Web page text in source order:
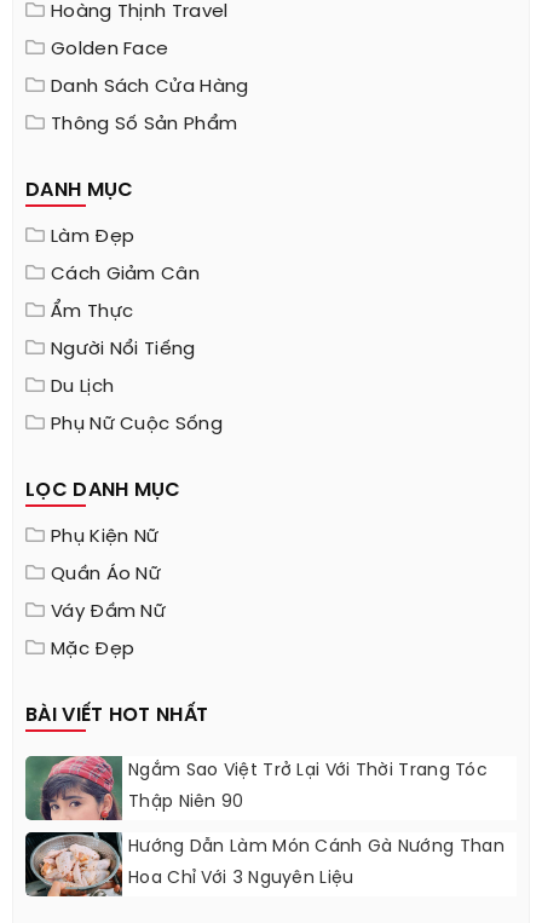
Hoàng Thịnh Travel
Golden Face
Danh Sách Cửa Hàng
Thông Số Sản Phẩm
DANH MỤC
Làm Đẹp
Cách Giảm Cân
Ẩm Thực
Người Nổi Tiếng
Du Lịch
Phụ Nữ Cuộc Sống
LỌC DANH MỤC
Phụ Kiện Nữ
Quần Áo Nữ
Váy Đầm Nữ
Mặc Đẹp
BÀI VIẾT HOT NHẤT
Ngắm Sao Việt Trở Lại Với Thời Trang Tóc
Thập Niên 90
Hướng Dẫn Làm Món Cánh Gà Nướng Than
Hoa Chỉ Với 3 Nguyên Liệu